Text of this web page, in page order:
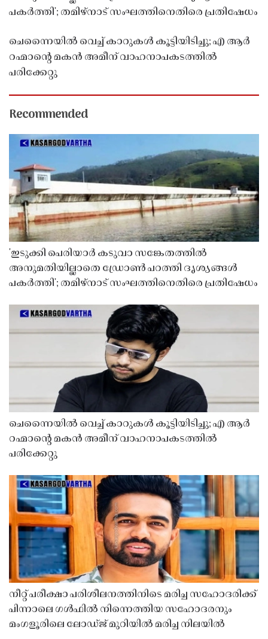
പകർത്തി'; തമിഴ്നാട് സംഘത്തിനെതിരെ പ്രതിഷേധം
ചെന്നൈയിൽ വെച്ച് കാറുകൾ കൂട്ടിയിടിച്ചു; എ ആർ
റഹ്മാൻ്റെ മകൻ അമീന് വാഹനാപകടത്തിൽ
പരിക്കേറ്റു
Recommended
'ഇടുക്കി പെരിയാർ കടുവാ സങ്കേതത്തിൽ
അനുമതിയില്ലാതെ ഡ്രോൺ പറത്തി ദൃശ്യങ്ങൾ
പകർത്തി'; തമിഴ്നാട് സംഘത്തിനെതിരെ പ്രതിഷേധം
ചെന്നൈയിൽ വെച്ച് കാറുകൾ കൂട്ടിയിടിച്ചു; എ ആർ
റഹ്മാൻ്റെ മകൻ അമീന് വാഹനാപകടത്തിൽ
പരിക്കേറ്റു
നീറ്റ് പരീക്ഷാ പരിശീലനത്തിനിടെ മരിച്ച സഹോദരിക്ക്
പിന്നാലെ ഗൾഫിൽ നിന്നെത്തിയ സഹോദരനും
മംഗളൂരിലെ ലോഡ്ജ് മുറിയിൽ മരിച്ച നിലയിൽ